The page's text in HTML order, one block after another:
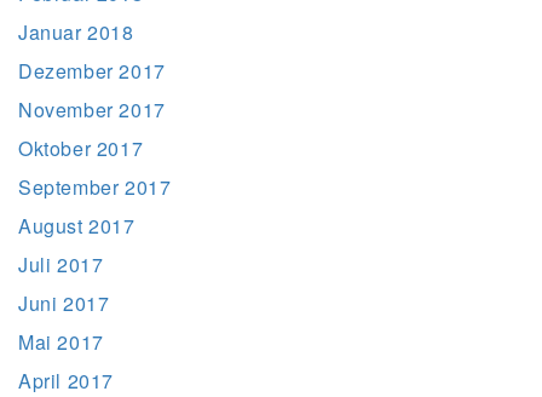
Januar 2018
Dezember 2017
November 2017
Oktober 2017
September 2017
August 2017
Juli 2017
Juni 2017
Mai 2017
April 2017